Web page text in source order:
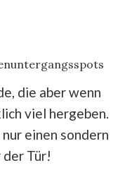
die aber wenn
viel hergeben.
einen sondern
Tür!